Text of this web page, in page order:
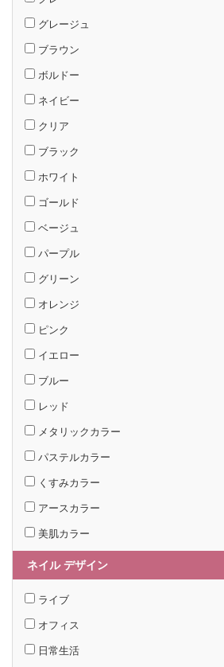
グレージュ
ブラウン
ボルドー
ネイビー
クリア
ブラック
ホワイト
ゴールド
ベージュ
パープル
グリーン
オレンジ
ピンク
イエロー
ブルー
レッド
メタリックカラー
パステルカラー
くすみカラー
アースカラー
美肌カラー
ネイル デザイン
ライブ
オフィス
日常生活